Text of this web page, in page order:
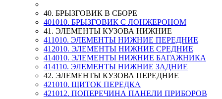
40. БРЫЗГОВИК В СБОРЕ
401010. БРЫЗГОВИК С ЛОНЖЕРОНОМ
41. ЭЛЕМЕНТЫ КУЗОВА НИЖНИЕ
411010. ЭЛЕМЕНТЫ НИЖНИЕ ПЕРЕДНИЕ
412010. ЭЛЕМЕНТЫ НИЖНИЕ СРЕДНИЕ
414010. ЭЛЕМЕНТЫ НИЖНИЕ БАГАЖНИКА
414110. ЭЛЕМЕНТЫ НИЖНИЕ ЗАДНИЕ
42. ЭЛЕМЕНТЫ КУЗОВА ПЕРЕДНИЕ
421010. ЩИТОК ПЕРЕДКА
421012. ПОПЕРЕЧИНА ПАНЕЛИ ПРИБОРОВ